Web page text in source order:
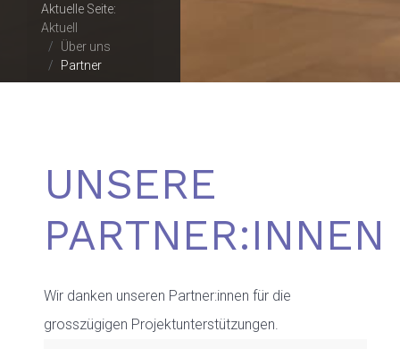
Aktuelle Seite:
Aktuell
Über uns
Partner
UNSERE
PARTNER:INNEN
Wir danken unseren Partner:innen für die
grosszügigen Projektunterstützungen.